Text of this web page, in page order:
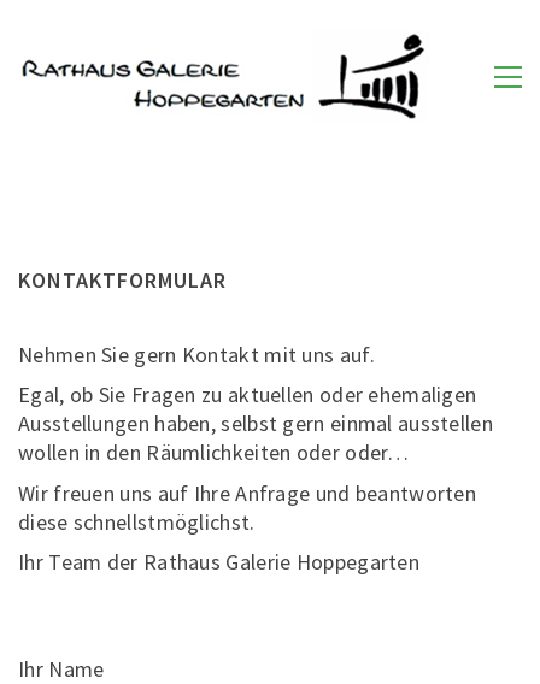
KONTAKTFORMULAR
Nehmen Sie gern Kontakt mit uns auf.
Egal, ob Sie Fragen zu aktuellen oder ehemaligen
Ausstellungen haben, selbst gern einmal ausstellen
wollen in den Räumlichkeiten oder oder…
Wir freuen uns auf Ihre Anfrage und beantworten
diese schnellstmöglichst.
Ihr Team der Rathaus Galerie Hoppegarten
Ihr Name